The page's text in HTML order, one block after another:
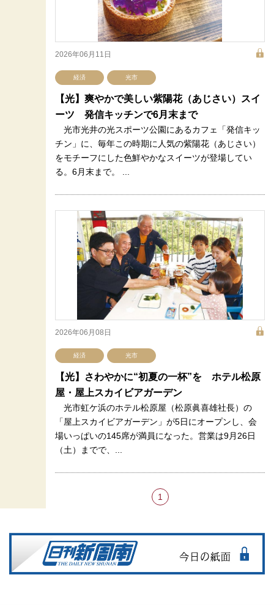
2026年06月11日
経済 光市
【光】爽やかで美しい紫陽花（あじさい）スイ
ーツ 発信キッチンで6月末まで
光市光井の光スポーツ公園にあるカフェ「発信キッ
チン」に、毎年この時期に人気の紫陽花（あじさい）
をモチーフにした色鮮やかなスイーツが登場してい
る。6月末まで。 ...
2026年06月08日
経済 光市
【光】さわやかに“初夏の一杯”を ホテル松原
屋・屋上スカイビアガーデン
光市虹ケ浜のホテル松原屋（松原眞喜雄社長）の
「屋上スカイビアガーデン」が5日にオープンし、会
場いっぱいの145席が満員になった。営業は9月26日
（土）までで、...
1